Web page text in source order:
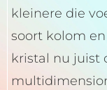
kleinere die
soort kolom
kristal nu juist